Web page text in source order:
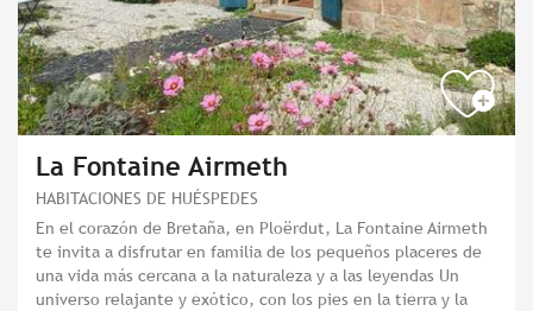
La Fontaine Airmeth
HABITACIONES DE HUÉSPEDES
En el corazón de Bretaña, en Ploërdut, La Fontaine Airmeth
te invita a disfrutar en familia de los pequeños placeres de
una vida más cercana a la naturaleza y a las leyendas Un
universo relajante y exótico, con los pies en la tierra y la